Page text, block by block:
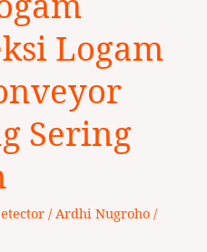
Logam
Sering
/ Ardhi Nugroho /